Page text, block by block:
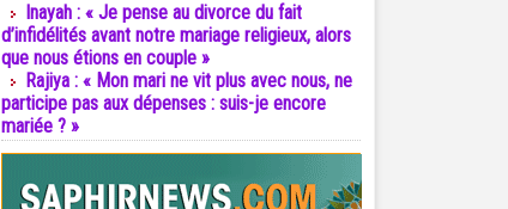
Inayah : « Je pense au divorce du fait
d’infidélités avant notre mariage religieux, alors
que nous étions en couple »
Rajiya : « Mon mari ne vit plus avec nous, ne
participe pas aux dépenses : suis-je encore
mariée ? »